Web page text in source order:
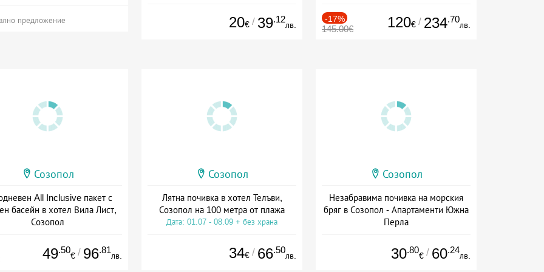
предложение 20€ / 39.12
лв.
-17%
145.00€ 120€ / 234.70
лв.
Созопол
All Inclusive пакет с
басейн в хотел Вила Лист,
Созопол
49.50
€ / 96.81
лв.
Созопол
Лятна почивка в хотел Телъви,
Созопол на 100 метра от плажа
Дата: 01.07 - 08.09 + без храна
34€ / 66.50
лв.
Созопол
Незабравима почивка на морския
бряг в Созопол - Апартаменти Южна
Перла
30.80
€ / 60.24
лв.